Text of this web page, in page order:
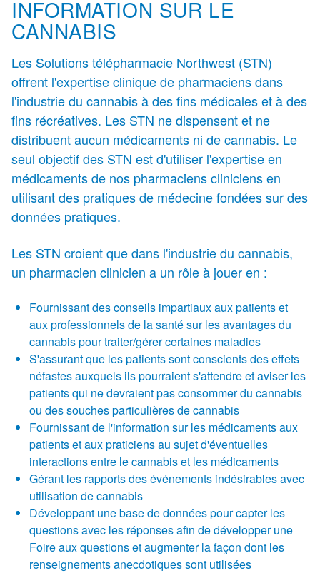
INFORMATION SUR LE
CANNABIS
Les Solutions télépharmacie Northwest (STN)
offrent l'expertise clinique de pharmaciens dans
l'industrie du cannabis à des fins médicales et à des
fins récréatives. Les STN ne dispensent et ne
distribuent aucun médicaments ni de cannabis. Le
seul objectif des STN est d'utiliser l'expertise en
médicaments de nos pharmaciens cliniciens en
utilisant des pratiques de médecine fondées sur des
données pratiques.
Les STN croient que dans l'industrie du cannabis,
un pharmacien clinicien a un rôle à jouer en :
Fournissant des conseils impartiaux aux patients et
aux professionnels de la santé sur les avantages du
cannabis pour traiter/gérer certaines maladies
S'assurant que les patients sont conscients des effets
néfastes auxquels ils pourraient s'attendre et aviser les
patients qui ne devraient pas consommer du cannabis
ou des souches particulières de cannabis
Fournissant de l'information sur les médicaments aux
patients et aux praticiens au sujet d'éventuelles
interactions entre le cannabis et les médicaments
Gérant les rapports des événements indésirables avec
utilisation de cannabis
Développant une base de données pour capter les
questions avec les réponses afin de développer une
Foire aux questions et augmenter la façon dont les
renseignements anecdotiques sont utilisées